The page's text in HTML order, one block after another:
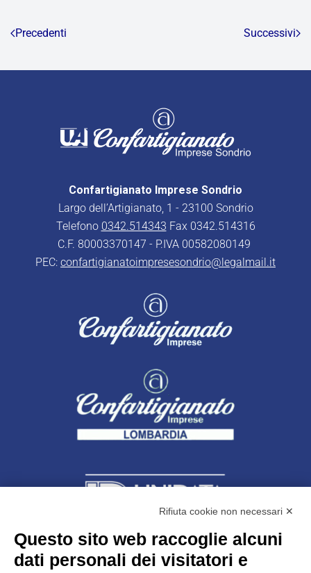
Precedenti Successivi
Confartigianato Imprese Sondrio
Largo dell’Artigianato, 1 - 23100 Sondrio
Telefono 0342.514343 Fax 0342.514316
C.F. 80003370147 - P.IVA 00582080149
PEC: confartigianatoimpresesondrio@legalmail.it
Unidata s.r.lcon unico socio
Rifiuta cookie non necessari ✕
Questo sito web raccoglie alcuni
dati personali dei visitatori e